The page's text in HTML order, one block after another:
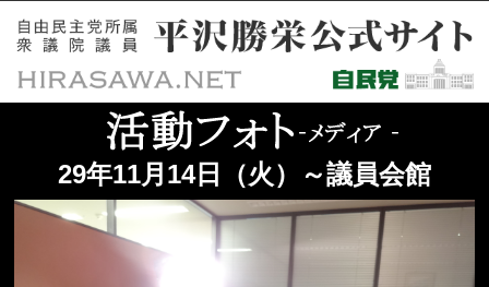
29年11月14日（火）～議員会館